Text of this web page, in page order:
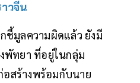
วจีน
ชี้มูลความผิดแล้ว ยังมี
พัทยา ที่อยู่ในกลุ่ม
สร้างพร้อมกับนาย